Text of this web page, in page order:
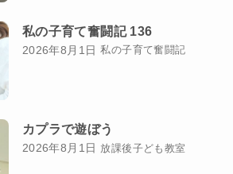
私の子育て奮闘記 136
2026年8月1日 私の子育て奮闘記
カプラで遊ぼう
2026年8月1日 放課後子ども教室